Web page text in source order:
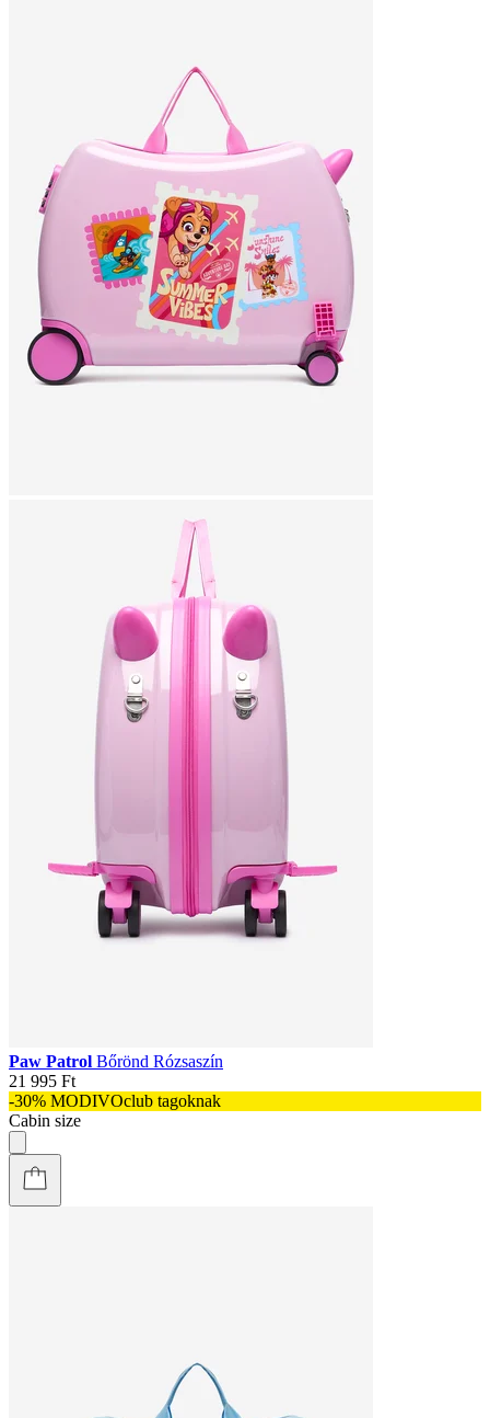
Paw Patrol Bőrönd Rózsaszín
21 995 Ft
-30% MODIVOclub tagoknak
Cabin size